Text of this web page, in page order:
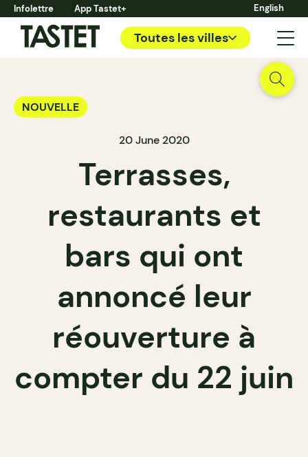
Infolettre App Tastet+ English
Toutes les villes
NOUVELLE
20 June 2020
Terrasses,
restaurants et
bars qui ont
annoncé leur
réouverture à
compter du 22 juin